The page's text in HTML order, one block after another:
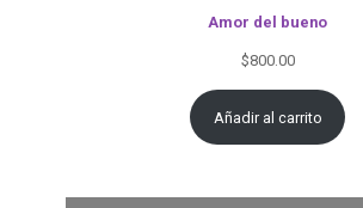
Amor del bueno
$800.00
Añadir al carrito